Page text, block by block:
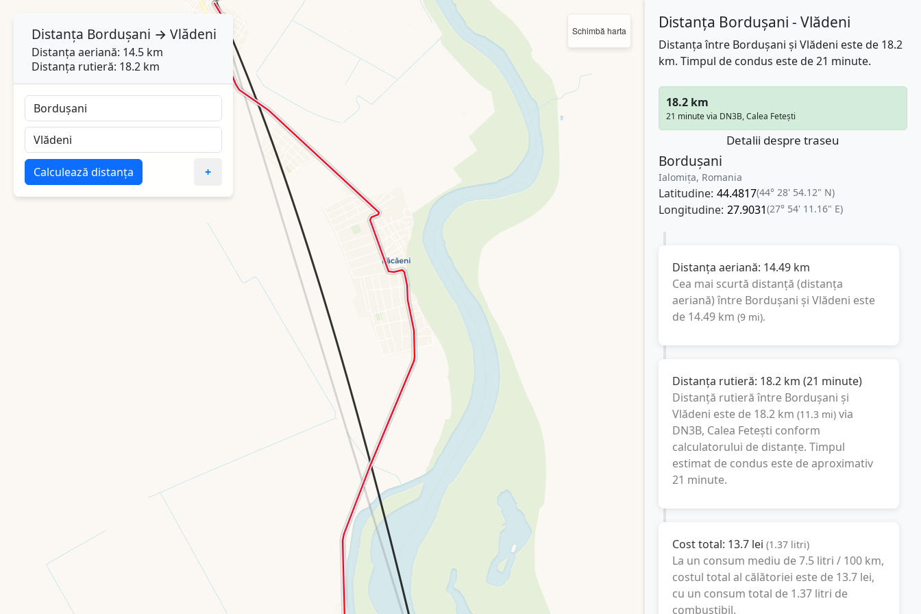
Schimbă harta Distanța Bordușani - Vlădeni
Distanța între Bordușani și Vlădeni este de 18.2
km. Timpul de condus este de 21 minute.
18.2 km
21 minute via DN3B, Calea Fetești
Detalii despre traseu
Bordușani
Ialomița, Romania
Latitudine: 44.4817(44° 28' 54.12" N)
Longitudine: 27.9031(27° 54' 11.16" E)
Distanța aeriană: 14.49 km
Cea mai scurtă distanță (distanța
aeriană) între Bordușani și Vlădeni este
de 14.49 km (9 mi).
Distanța rutieră: 18.2 km (21 minute)
Distanță rutieră între Bordușani și
Vlădeni este de 18.2 km (11.3 mi) via
DN3B, Calea Fetești conform
calculatorului de distanțe. Timpul
estimat de condus este de aproximativ
21 minute.
Cost total: 13.7 lei (1.37 litri)
La un consum mediu de7.5 litri / 100 km,
costul total al călătoriei este de 13.7 lei,
cu un consum total de 1.37 litri de
combustibil.
Distanța Bordușani → Vlădeni
Distanța aeriană: 14.5 km
Distanța rutieră: 18.2 km
Calculează distanța +